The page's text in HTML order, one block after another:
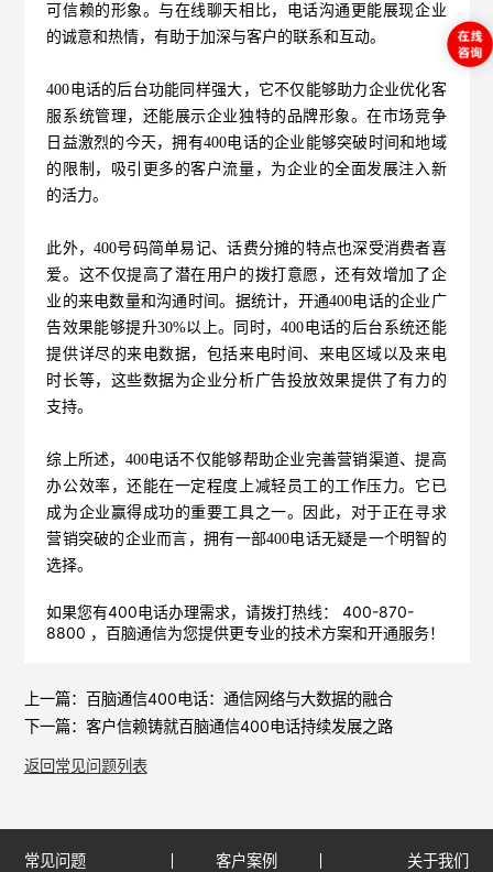
可信赖的形象。与在线聊天相比，电话沟通更能展现企业
的诚意和热情，有助于加深与客户的联系和互动。
400电话的后台功能同样强大，它不仅能够助力企业优化客
服系统管理，还能展示企业独特的品牌形象。在市场竞争
日益激烈的今天，拥有400电话的企业能够突破时间和地域
的限制，吸引更多的客户流量，为企业的全面发展注入新
的活力。
此外，400号码简单易记、话费分摊的特点也深受消费者喜
爱。这不仅提高了潜在用户的拨打意愿，还有效增加了企
业的来电数量和沟通时间。据统计，开通400电话的企业广
告效果能够提升30%以上。同时，400电话的后台系统还能
提供详尽的来电数据，包括来电时间、来电区域以及来电
时长等，这些数据为企业分析广告投放效果提供了有力的
支持。
综上所述， 400电话不仅能够帮助企业完善营销渠道、提高
办公效率，还能在一定程度上减轻员工的工作压力。它已
成为企业赢得成功的重要工具之一。因此，对于正在寻求
营销突破的企业而言，拥有一部400电话无疑是一个明智的
选择。
如果您有400电话办理需求，请拨打热线： 400-870-
8800 ，百脑通信为您提供更专业的技术方案和开通服务！
上一篇： 百脑通信400电话：通信网络与大数据的融合
下一篇： 客户信赖铸就百脑通信400电话持续发展之路
返回常见问题列表
常见问题 客户案例 关于我们